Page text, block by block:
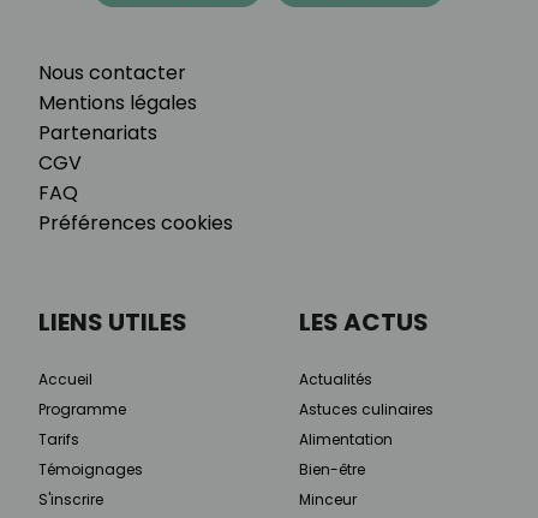
Nous contacter
Mentions légales
Partenariats
CGV
FAQ
Préférences cookies
LIENS UTILES
Accueil
Programme
Tarifs
Témoignages
S'inscrire
LES ACTUS
Actualités
Astuces culinaires
Alimentation
Bien-être
Minceur